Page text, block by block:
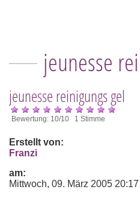
jeunesse
jeunesse reinigungs gel
Bewertung: 10/10 1 Stimme
Erstellt von:
Franzi
am:
Mittwoch, 09. März 2005